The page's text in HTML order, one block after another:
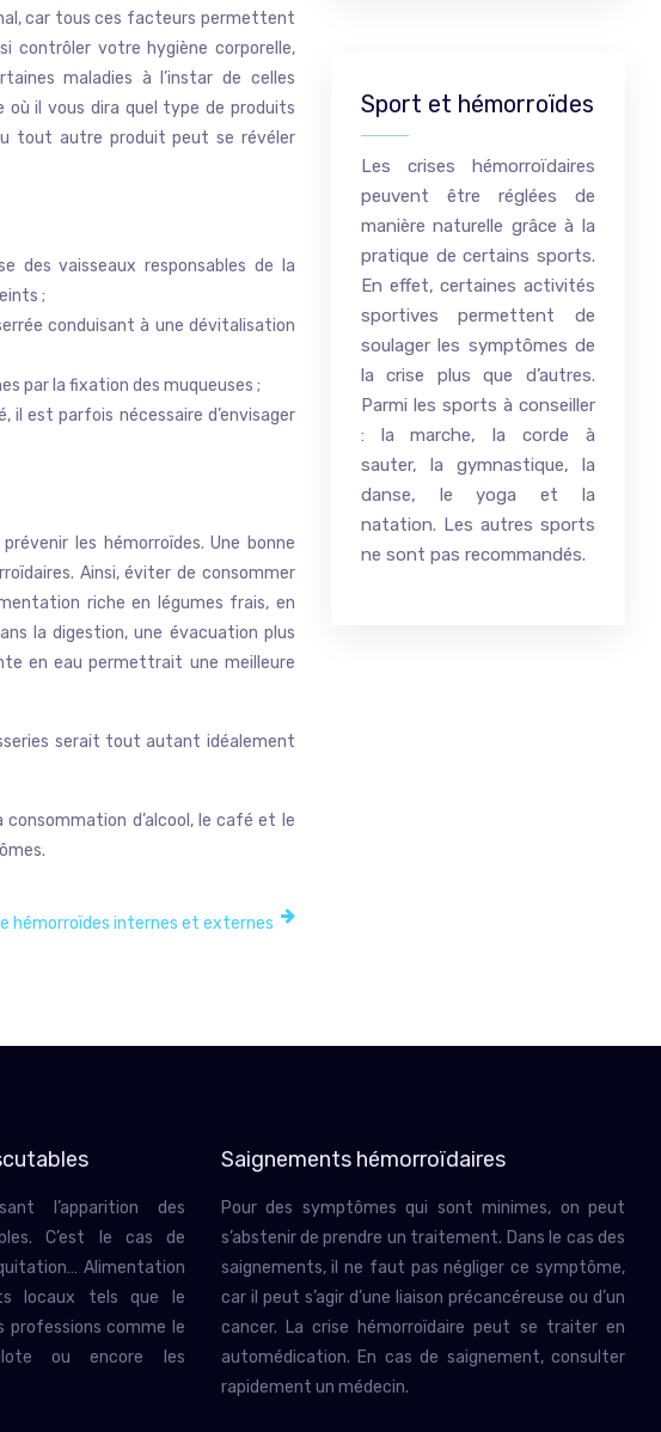
car tous ces facteurs permettent
contrôler votre hygiène corporelle,
maladies à l’instar de celles
il vous dira quel type de produits
tout autre produit peut se révéler
des vaisseaux responsables de la
;
conduisant à une dévitalisation
par la fixation des muqueuses ;
il est parfois nécessaire d’envisager
les hémorroïdes. Une bonne
Ainsi, éviter de consommer
riche en légumes frais, en
la digestion, une évacuation plus
en eau permettrait une meilleure
serait tout autant idéalement
consommation d’alcool, le café et le
hémorroïdes internes et externes
Sport et hémorroïdes
Les crises hémorroïdaires
peuvent être réglées de
manière naturelle grâce à la
pratique de certains sports.
En effet, certaines activités
sportives permettent de
soulager les symptômes de
la crise plus que d’autres.
Parmi les sports à conseiller
: la marche, la corde à
sauter, la gymnastique, la
danse, le yoga et la
natation. Les autres sports
ne sont pas recommandés.
l’apparition des
C’est le cas de
Alimentation
locaux tels que le
professions comme le
ou encore les
Saignements hémorroïdaires
Pour des symptômes qui sont minimes, on peut
s’abstenir de prendre un traitement. Dans le cas des
saignements, il ne faut pas négliger ce symptôme,
car il peut s’agir d’une liaison précancéreuse ou d’un
cancer. La crise hémorroïdaire peut se traiter en
automédication. En cas de saignement, consulter
rapidement un médecin.